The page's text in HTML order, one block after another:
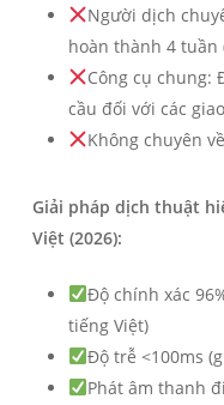
Người dịch
hoàn thành 4 tuần
Công cụ chung:
cầu đối với các
Không chuyên
Giải pháp dịch thuật
Việt (2026):
Độ chính xác
tiếng Việt)
Độ trễ <100ms
Phát âm thanh